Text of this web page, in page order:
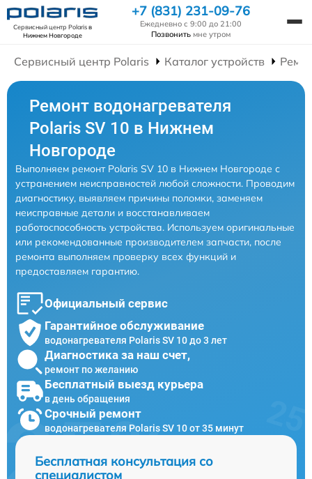
Сервисный центр Polarisв
Нижнем Новгороде
+7 (831) 231-09-76
Ежедневно с 9:00 до 21:00
Позвонить мне утром
Сервисный центр Polaris Каталог устройств
Ремонт водонагревателя
Polaris SV 10 в Нижнем
Новгороде
Выполняем ремонт Polaris SV 10 в Нижнем Новгороде с
устранением неисправностей любой сложности. Проводим
диагностику, выявляем причины поломки, заменяем
неисправные детали и восстанавливаем
работоспособность устройства. Используем оригинальные
или рекомендованные производителем запчасти, после
ремонта выполняем проверку всех функций и
предоставляем гарантию.
Официальный сервис
Гарантийное обслуживание
водонагревателя Polaris SV 10 до 3 лет
Диагностика за наш счет,
ремонт по желанию
Бесплатный выезд курьера
в день обращения
Срочный ремонт
водонагревателя Polaris SV 10 от 35 минут
Бесплатная консультация со
специалистом